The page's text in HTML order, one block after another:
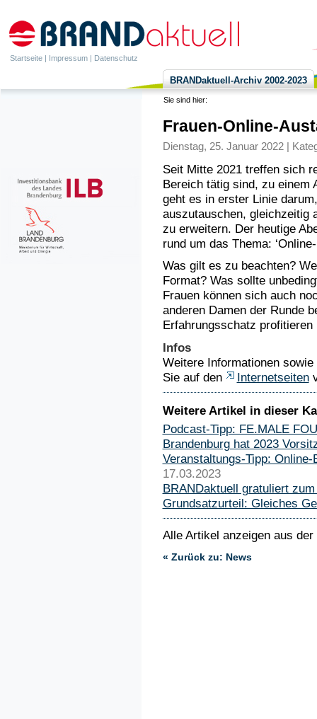
Startseite | Impressum | Datenschutz
BRANDaktuell-Archiv 2002-2023
Sie sind hier:
Frauen-Online-
Dienstag, 25. Januar 2022 |
Seit Mitte 2021 treffen sich
Bereich tätig sind, zu einem
geht es in erster Linie
auszutauschen, gleichzeitig
zu erweitern. Der heutige
rund um das Thema:
Was gilt es zu beachten?
Format? Was sollte
Frauen können sich auch
anderen Damen der Runde
Erfahrungsschatz profitieren
Infos
Weitere Informationen
Sie auf den
Internetseiten
Weitere Artikel in dieser
Podcast-Tipp: FE.MALE
Brandenburg hat 2023
Veranstaltungs-Tipp:
17.03.2023
BRANDaktuell gratuliert
Grundsatzurteil: Gleiches
Alle Artikel anzeigen aus
« Zurück zu: News